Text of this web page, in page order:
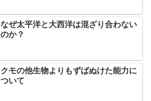
なぜ太平洋と大西洋は混ざり合わない
のか？
クモの他生物よりもずばぬけた能力に
ついて